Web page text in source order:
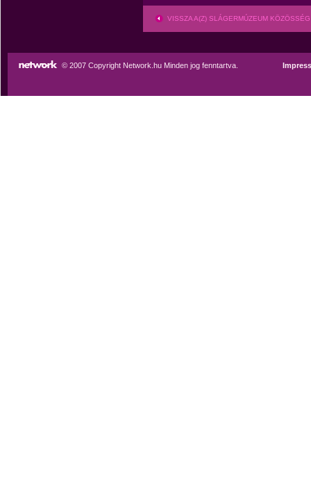
VISSZA A(Z) SLÁGERMÚZEUM
© 2007 Copyright Network.hu Minden jog fenntartva.